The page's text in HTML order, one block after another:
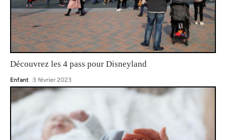
Découvrez les 4 pass pour Disneyland
Enfant 3 février 2023